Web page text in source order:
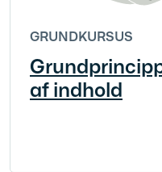
GRUNDKURSUS
af indhold